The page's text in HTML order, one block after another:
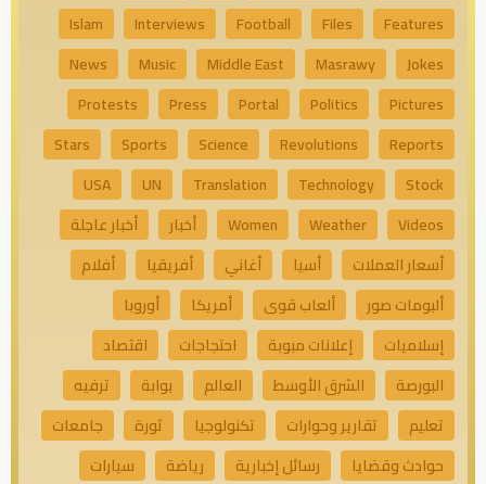
Features
Files
Football
Interviews
Islam
Jokes
Masrawy
Middle East
Music
News
Pictures
Politics
Portal
Press
Protests
Reports
Revolutions
Science
Sports
Stars
Stock
Technology
Translation
UN
USA
Videos
Weather
Women أخبار
أخبار عاجلة
أسعار العملات
أسيا أغاني أفريقيا
أفلام
ألبومات صور
ألعاب قوى أمريكا
أوروبا
إسلاميات
إعلانات مبوبة احتجاجات
اقتصاد
البورصة
الشرق الأوسط العالم بوابة
ترفيه
تعليم
تقارير وحوارات تكنولوجيا ثورة
جامعات
حوادث وقضايا
رسائل إخبارية رياضة سيارات